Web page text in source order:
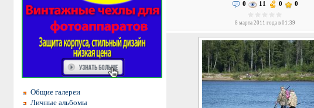
Общие галереи
Личные альбомы
0 11 0 0
8 марта 2011 года в 01:39